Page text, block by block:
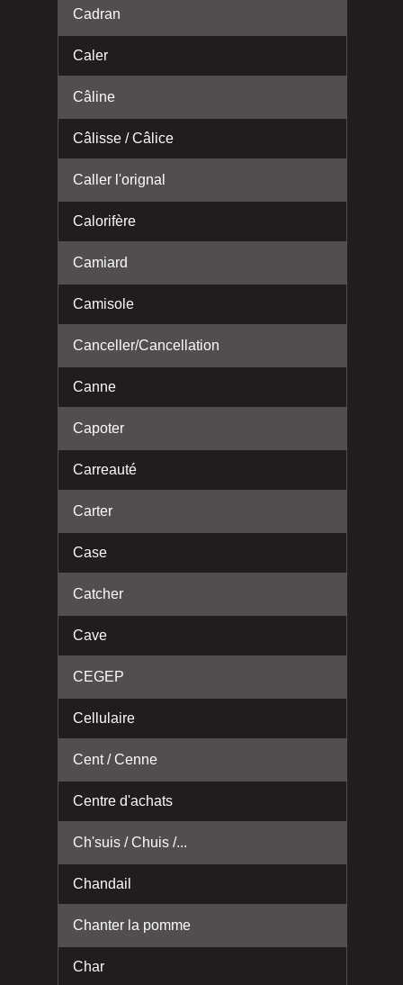
Cadran
Caler
Câline
Câlisse / Câlice
Caller l'orignal
Calorifère
Camiard
Camisole
Canceller/Cancellation
Canne
Capoter
Carreauté
Carter
Case
Catcher
Cave
CEGEP
Cellulaire
Cent / Cenne
Centre d'achats
Ch'suis / Chuis /...
Chandail
Chanter la pomme
Char